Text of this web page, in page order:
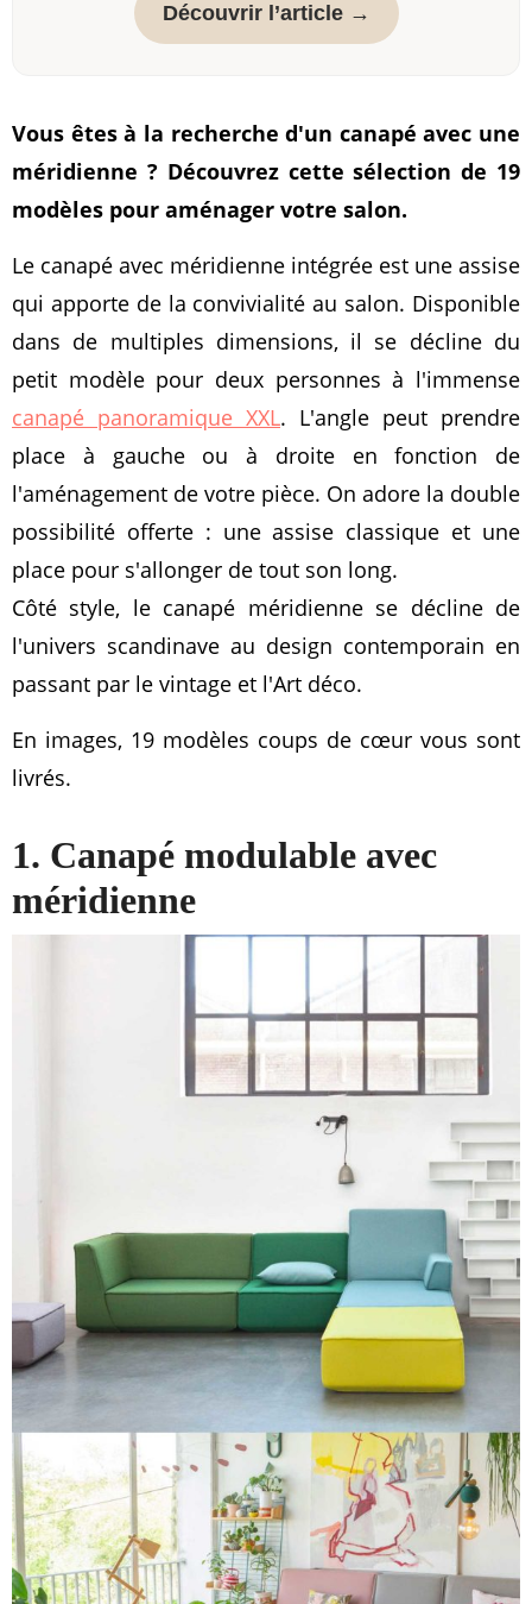
Découvrir l’article →
Vous êtes à la recherche d'un canapé avec une
méridienne ? Découvrez cette sélection de 19
modèles pour aménager votre salon.
Le canapé avec méridienne intégrée est une assise
qui apporte de la convivialité au salon. Disponible
dans de multiples dimensions, il se décline du
petit modèle pour deux personnes à l'immense
canapé panoramique XXL. L'angle peut prendre
place à gauche ou à droite en fonction de
l'aménagement de votre pièce. On adore la double
possibilité offerte : une assise classique et une
place pour s'allonger de tout son long.
Côté style, le canapé méridienne se décline de
l'univers scandinave au design contemporain en
passant par le vintage et l'Art déco.
En images, 19 modèles coups de cœur vous sont
livrés.
1. Canapé modulable avec
méridienne